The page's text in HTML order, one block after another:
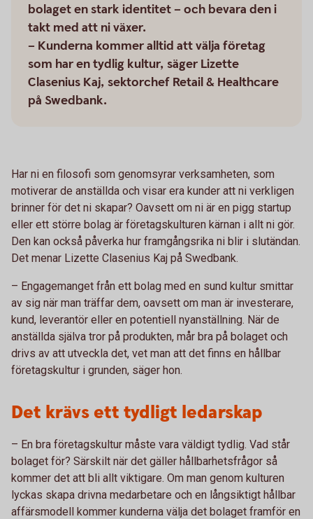
bolaget en stark identitet – och bevara den i
takt med att ni växer.
– Kunderna kommer alltid att välja företag
som har en tydlig kultur, säger Lizette
Clasenius Kaj, sektorchef Retail & Healthcare
på Swedbank.
Har ni en filosofi som genomsyrar verksamheten, som
motiverar de anställda och visar era kunder att ni verkligen
brinner för det ni skapar? Oavsett om ni är en pigg startup
eller ett större bolag är företagskulturen kärnan i allt ni gör.
Den kan också påverka hur framgångsrika ni blir i slutändan.
Det menar Lizette Clasenius Kaj på Swedbank.
– Engagemanget från ett bolag med en sund kultur smittar
av sig när man träffar dem, oavsett om man är investerare,
kund, leverantör eller en potentiell nyanställning. När de
anställda själva tror på produkten, mår bra på bolaget och
drivs av att utveckla det, vet man att det finns en hållbar
företagskultur i grunden, säger hon.
Det krävs ett tydligt ledarskap
– En bra företagskultur måste vara väldigt tydlig. Vad står
bolaget för? Särskilt när det gäller hållbarhetsfrågor så
kommer det att bli allt viktigare. Om man genom kulturen
lyckas skapa drivna medarbetare och en långsiktigt hållbar
affärsmodell kommer kunderna välja det bolaget framför en